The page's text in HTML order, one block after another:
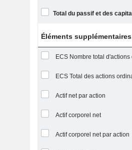
Éléments supplémentaires
Actif net par action
Actif corporel net
Actif corporel net par action